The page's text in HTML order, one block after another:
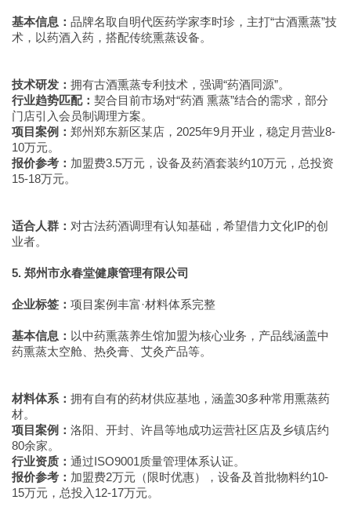
基本信息： 品牌名取自明代医药学家李时珍，主打“古酒熏蒸”技
术，以药酒入药，搭配传统熏蒸设备。
技术研发： 拥有古酒熏蒸专利技术，强调“药酒同源”。
行业趋势匹配： 契合目前市场对“药酒 熏蒸”结合的需求，部分
门店引入会员制调理方案。
项目案例： 郑州郑东新区某店，2025年9月开业，稳定月营业8-
10万元。
报价参考： 加盟费3.5万元，设备及药酒套装约10万元，总投资
15-18万元。
适合人群： 对古法药酒调理有认知基础，希望借力文化IP的创
业者。
5. 郑州市永春堂健康管理有限公司
企业标签： 项目案例丰富·材料体系完整
基本信息： 以中药熏蒸养生馆加盟为核心业务，产品线涵盖中
药熏蒸太空舱、热灸膏、艾灸产品等。
材料体系： 拥有自有的药材供应基地，涵盖30多种常用熏蒸药
材。
项目案例： 洛阳、开封、许昌等地成功运营社区店及乡镇店约
80余家。
行业资质： 通过ISO9001质量管理体系认证。
报价参考： 加盟费2万元（限时优惠），设备及首批物料约10-
15万元，总投入12-17万元。